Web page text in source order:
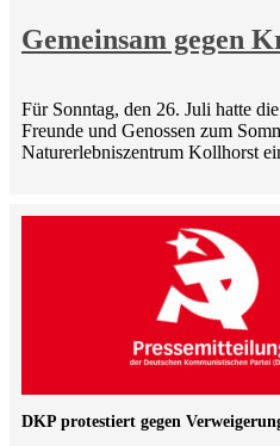
Gemeinsam gegen
Für Sonntag, den 26. Juli hatte
Freunde und Genossen zum
Naturerlebniszentrum Kollhorst
DKP protestiert gegen